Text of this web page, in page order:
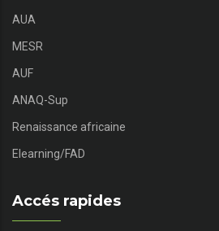
AUA
MESR
AUF
ANAQ-Sup
Renaissance africaine
Elearning/FAD
Accés rapides